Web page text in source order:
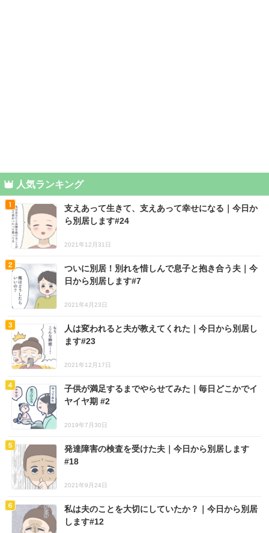
人気ランキング
支えあって生きて、支えあって幸せになる｜今日か
ら別居します#24
2021年12月31日
ついに別居！別れを惜しんで息子と抱き合う夫｜今
日から別居します#7
2021年4月23日
人は変われると夫が教えてくれた｜今日から別居し
ます#23
2021年12月17日
子供が満足するまでやらせてみた｜毎日どこかでイ
ヤイヤ期 #2
2019年7月30日
発達障害の検査を受けた夫｜今日から別居します
#18
2021年9月24日
私は夫のことを大切にしていたか？｜今日から別居
します#12